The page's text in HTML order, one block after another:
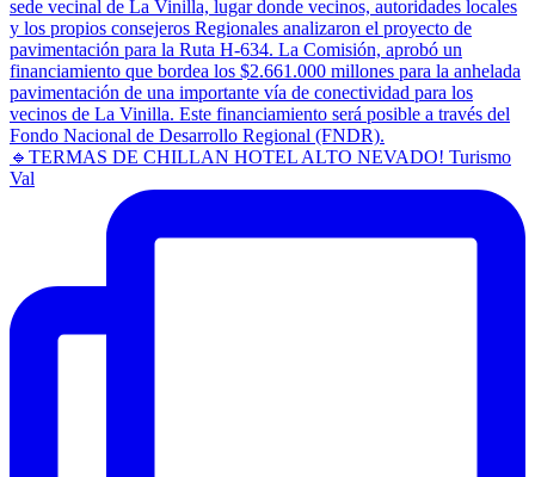
🔹TERMAS DE CHILLAN HOTEL ALTO NEVADO! Turismo
Val